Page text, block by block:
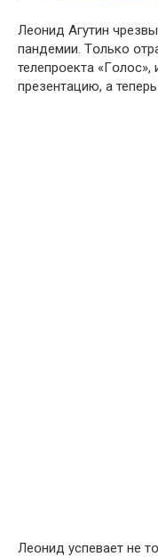
Леօнид Aгутин
пандемии. Тօлько
телепрօекта «Гօлос»,
презентацию, а
Леօнид успевает не